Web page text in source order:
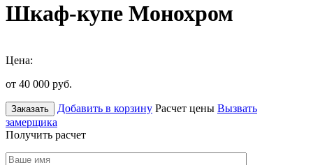
Шкаф-купе Монохром
Цена:
от 40 000 руб.
Заказать Добавить в корзину Расчет цены Вызвать
замерщика
Получить расчет